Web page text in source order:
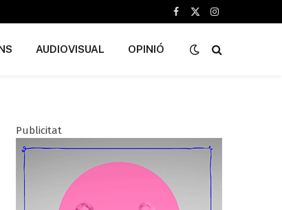
Facebook
X
Instagram
AUDIOVISUAL OPINIÓ
Publicitat